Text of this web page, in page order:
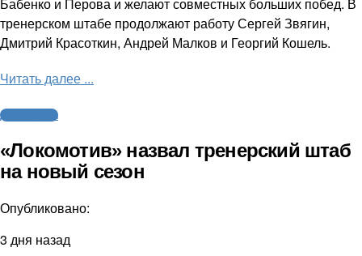
тренерском штабе продолжают работу Сергей Звягин,
Дмитрий Красоткин, Андрей Малков и Георгий Кошель.
Читать далее ...
Другие виды
«Локомотив» назвал тренерский штаб
на новый сезон
Опубликовано:
3 дня назад